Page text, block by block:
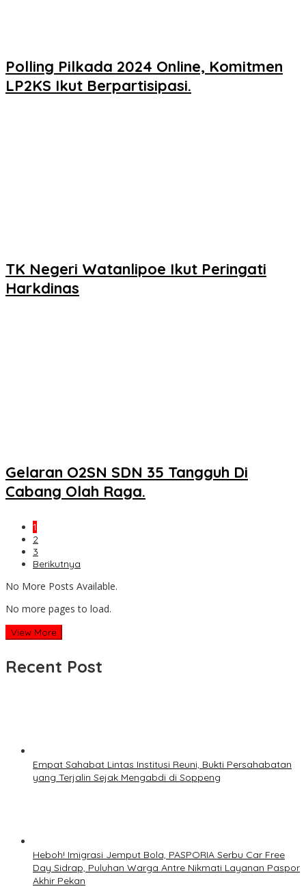
Polling Pilkada 2024 Online, Komitmen
LP2KS Ikut Berpartisipasi.
TK Negeri Watanlipoe Ikut Peringati
Harkdinas
Gelaran O2SN SDN 35 Tangguh Di
Cabang Olah Raga.
1
2
3
Berikutnya
No More Posts Available.
No more pages to load.
View More
Recent Post
Empat Sahabat Lintas Institusi Reuni, Bukti Persahabatan
yang Terjalin Sejak Mengabdi di Soppeng
Heboh! Imigrasi Jemput Bola, PASPORIA Serbu Car Free
Day Sidrap, Puluhan Warga Antre Nikmati Layanan Paspor
Akhir Pekan